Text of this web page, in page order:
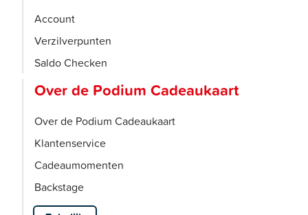
Account
Verzilverpunten
Saldo Checken
Over de Podium Cadeaukaart
Over de Podium Cadeaukaart
Klantenservice
Cadeaumomenten
Backstage